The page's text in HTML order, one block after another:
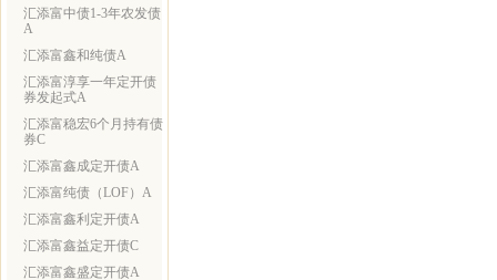
汇添富中债1-3年农发债
A
汇添富鑫和纯债A
汇添富淳享一年定开债
券发起式A
汇添富稳宏6个月持有债
券C
汇添富鑫成定开债A
汇添富纯债（LOF）A
汇添富鑫利定开债A
汇添富鑫益定开债C
汇添富鑫盛定开债A